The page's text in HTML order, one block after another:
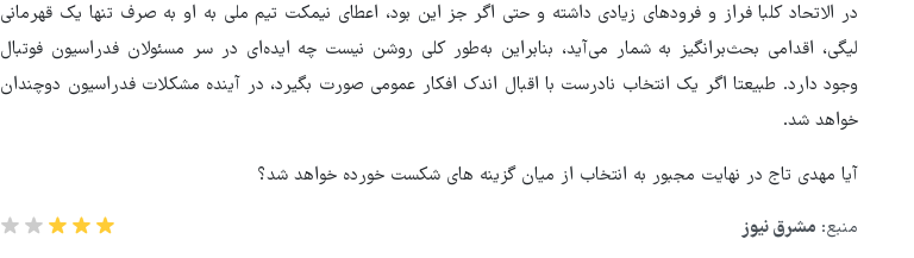
در الاتحاد کلبا فراز و فرودهای زیادی داشته و حتی اگر جز این بود، اعطای نیمکت تیم ملی به او به صرف تنها یک قهرمانی
لیگی، اقدامی بحث‌برانگیز به شمار می‌آید، بنابراین به‌طور کلی روشن نیست چه ایده‌ای در سر مسئولان فدراسیون فوتبال
وجود دارد. طبیعتا اگر یک انتخاب نادرست با اقبال اندک افکار عمومی صورت بگیرد، در آینده مشکلات فدراسیون دوچندان
خواهد شد.
آیا مهدی تاج در نهایت مجبور به انتخاب از میان گزینه های شکست خورده خواهد شد؟
منبع: مشرق نیوز